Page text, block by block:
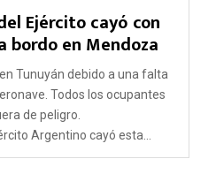
Ejército cayó con
bordo en Mendoza
Tunuyán debido a una falta
Todos los ocupantes
de peligro.
Argentino cayó esta...